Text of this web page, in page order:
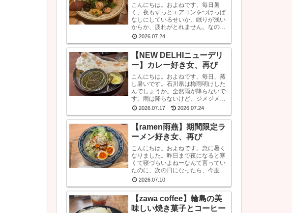
こんにちは。およねです。毎日暑
く、夜もずっとエアコンをつけっぱ
なしにしているせいか、眠りが浅い
からか、疲れがとれません。なの
で、朝の目覚めも悪いです。良くな
いです。じゃあ、何か対策をしてい
るかと言われれば、何もしていませ
ん。いや、ストレッチ...
2026.07.24
【NEW DELHIニューデリ
ー】カレー好き女、再び
こんにちは。およねです。毎日、蒸
し暑いです。石川県は梅雨明けした
んでしょうか。全然雨が降らないで
す。雨は降らないけど、ジメジメし
ている。。。お肌は潤うはずなの
に、なぜか乾燥しています。しか
も、おでこと片方のこめかみだけ。
年齢？ストレス？？結...
2026.07.17 2026.07.24
【ramen雨燕】期間限定ラ
ーメン好き女、再び
こんにちは。およねです。急に暑く
なりました。昨日まで夜になると寒
くて寝づらいよねーなんて言ってい
たのに、次の日になったら、今度は
暑くて寝られないと言っています。
困ったものです。さて、先日金沢へ
行ったとき、ひさしぶりにひとりラ
ーメンを堪能して...
2026.07.10
【zawa coffee】輪島の美
味しい焼き菓子とコーヒー